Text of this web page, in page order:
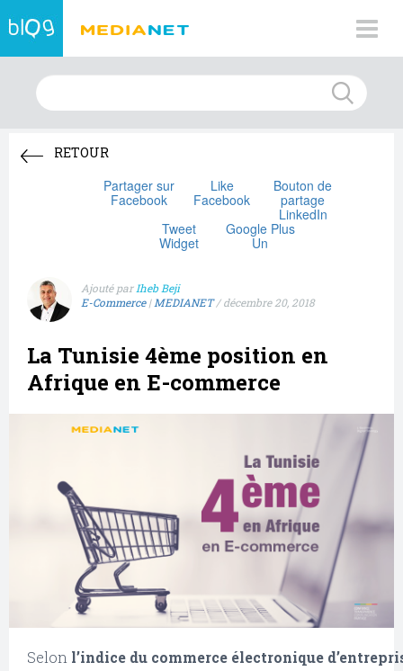
RETOUR
Partager sur
Facebook
Like
Facebook
Bouton de
partage
LinkedIn
Tweet
Widget
Google Plus
Un
Ajouté parIheb Beji
E-Commerce|MEDIANET/ décembre 20, 2018
La Tunisie 4ème position en
Afrique en E-commerce
Selon l’indice du commerce électronique